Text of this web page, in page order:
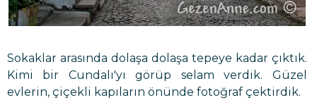
Sokaklar arasında dolaşa dolaşa tepeye kadar çıktık.
Kimi bir Cundalı'yı görüp selam verdik. Güzel
evlerin, çiçekli kapıların önünde fotoğraf çektirdik.